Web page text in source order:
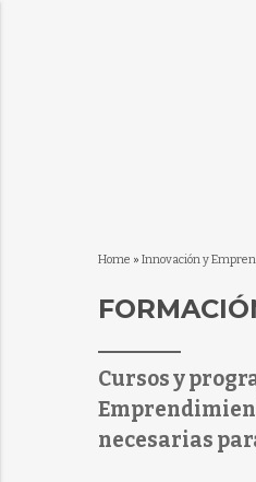
Home » Innovación y
Cursos y
necesarias